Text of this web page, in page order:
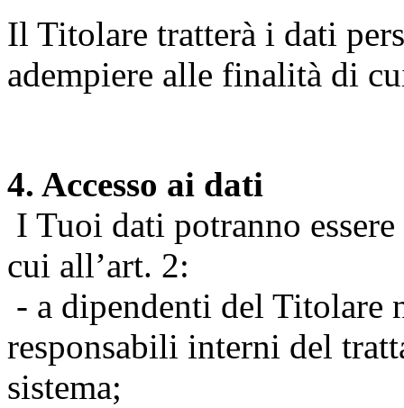
Il Titolare tratterà i dati
adempiere alle finalità di
4. Accesso ai dati
I Tuoi dati potranno
cui all’art. 2:
- a dipendenti del Titolare
responsabili interni del
sistema;